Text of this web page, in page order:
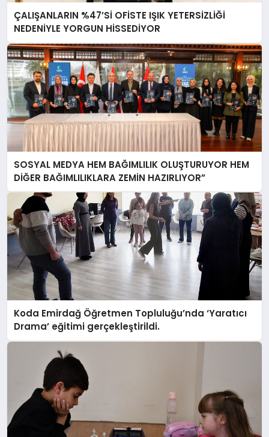
ÇALIŞANLARIN %47’Sİ OFİSTE IŞIK YETERSİZLİĞİ
NEDENİYLE YORGUN HİSSEDİYOR
SOSYAL MEDYA HEM BAĞIMLILIK OLUŞTURUYOR HEM
DİĞER BAĞIMLILIKLARA ZEMİN HAZIRLIYOR”
Koda Emirdağ Öğretmen Topluluğu’nda ‘Yaratıcı
Drama’ eğitimi gerçekleştirildi.